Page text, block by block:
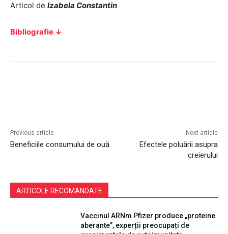
Articol de Izabela Constantin
Bibliografie ↓
Previous article
Beneficiile consumului de ouă
Next article
Efectele poluării asupra
creierului
ARTICOLE RECOMANDATE
Vaccinul ARNm Pfizer produce „proteine
aberante”, experții preocupați de